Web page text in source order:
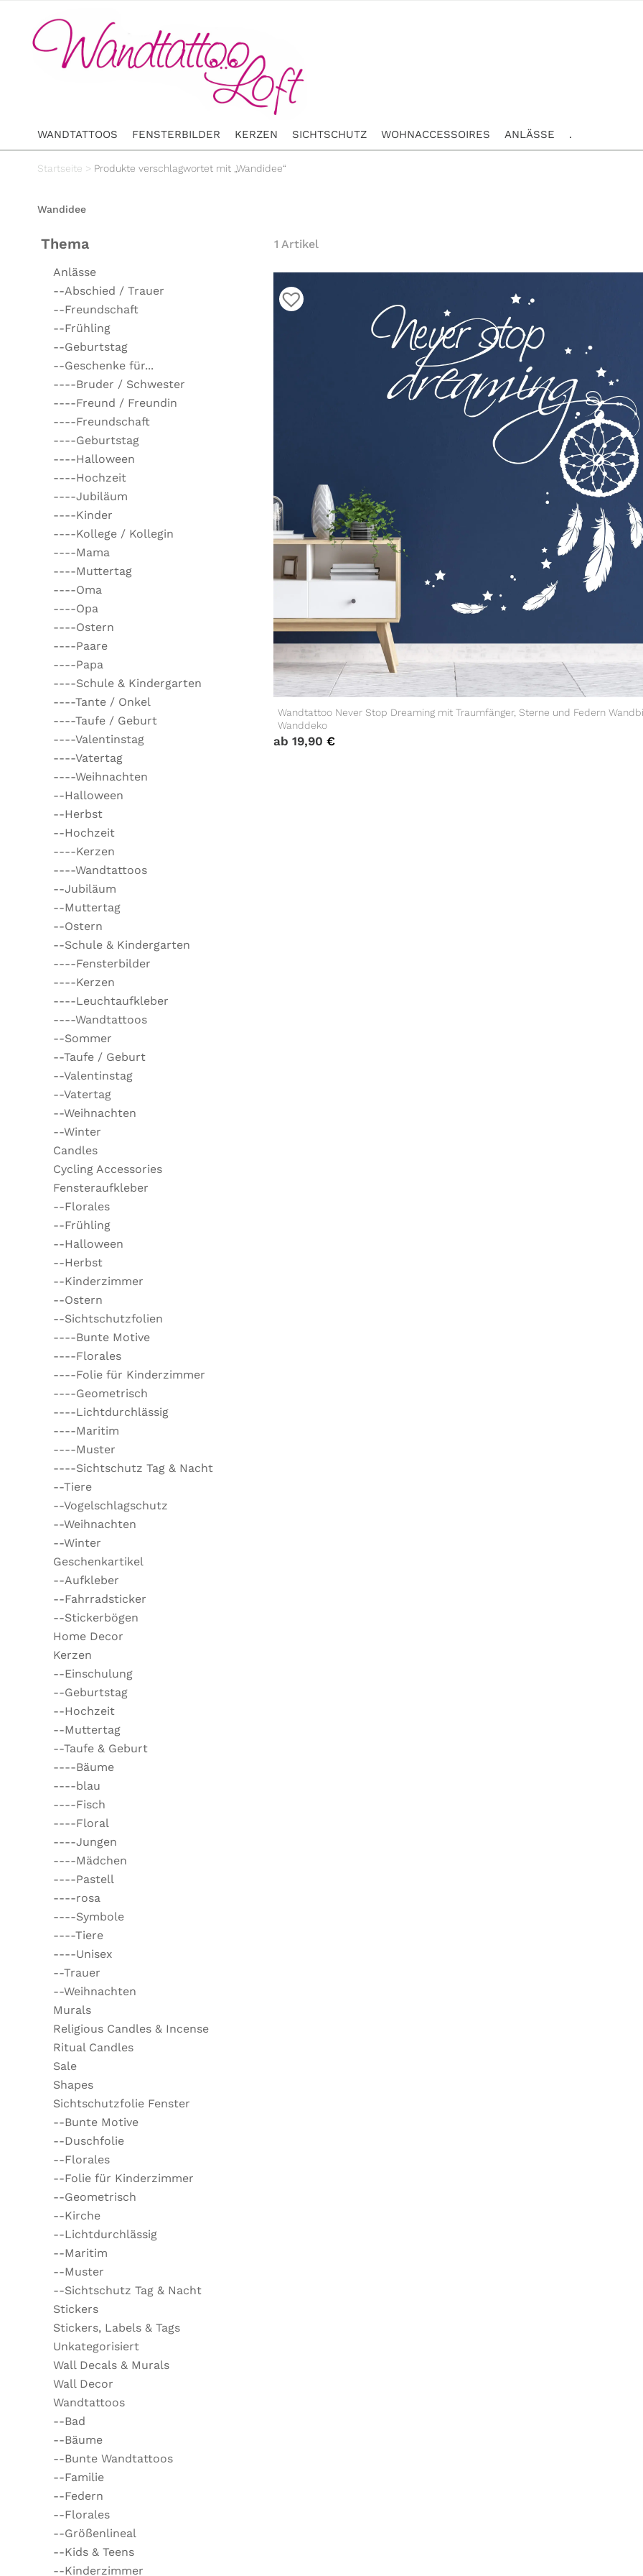
WANDTATTOOS FENSTERBILDER KERZEN SICHTSCHUTZ WOHNACCESSOIRES ANLÄSSE .
Startseite > Produkte verschlagwortet mit „Wandidee“
Wandidee
Thema
Anlässe
--Abschied / Trauer
--Freundschaft
--Frühling
--Geburtstag
--Geschenke für...
----Bruder / Schwester
----Freund / Freundin
----Freundschaft
----Geburtstag
----Halloween
----Hochzeit
----Jubiläum
----Kinder
----Kollege / Kollegin
----Mama
----Muttertag
----Oma
----Opa
----Ostern
----Paare
----Papa
----Schule & Kindergarten
----Tante / Onkel
----Taufe / Geburt
----Valentinstag
----Vatertag
----Weihnachten
--Halloween
--Herbst
--Hochzeit
----Kerzen
----Wandtattoos
--Jubiläum
--Muttertag
--Ostern
--Schule & Kindergarten
----Fensterbilder
----Kerzen
----Leuchtaufkleber
----Wandtattoos
--Sommer
--Taufe / Geburt
--Valentinstag
--Vatertag
--Weihnachten
--Winter
Candles
Cycling Accessories
Fensteraufkleber
--Florales
--Frühling
--Halloween
--Herbst
--Kinderzimmer
--Ostern
--Sichtschutzfolien
----Bunte Motive
----Florales
----Folie für Kinderzimmer
----Geometrisch
----Lichtdurchlässig
----Maritim
----Muster
----Sichtschutz Tag & Nacht
--Tiere
--Vogelschlagschutz
--Weihnachten
--Winter
Geschenkartikel
--Aufkleber
--Fahrradsticker
--Stickerbögen
Home Decor
Kerzen
--Einschulung
--Geburtstag
--Hochzeit
--Muttertag
--Taufe & Geburt
----Bäume
----blau
----Fisch
----Floral
----Jungen
----Mädchen
----Pastell
----rosa
----Symbole
----Tiere
----Unisex
--Trauer
--Weihnachten
Murals
Religious Candles & Incense
Ritual Candles
Sale
Shapes
Sichtschutzfolie Fenster
--Bunte Motive
--Duschfolie
--Florales
--Folie für Kinderzimmer
--Geometrisch
--Kirche
--Lichtdurchlässig
--Maritim
--Muster
--Sichtschutz Tag & Nacht
Stickers
Stickers, Labels & Tags
Unkategorisiert
Wall Decals & Murals
Wall Decor
Wandtattoos
--Bad
--Bäume
--Bunte Wandtattoos
--Familie
--Federn
--Florales
--Größenlineal
--Kids & Teens
--Kinderzimmer
1 Artikel
Wandtattoo Never Stop Dreaming mit Traumfänger, Sterne und Federn
Wanddeko
ab 19,90 €